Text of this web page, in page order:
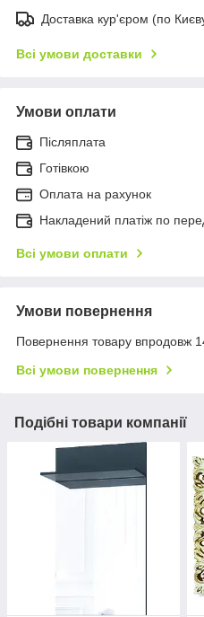
Доставка кур'єром (по
Всі умови доставки
Умови оплати
Післяплата
Готівкою
Оплата на рахунок
Накладений платіж по
Всі умови оплати
Умови повернення
Повернення товару впродовж
Всі умови повернення
Подібні товари компанії